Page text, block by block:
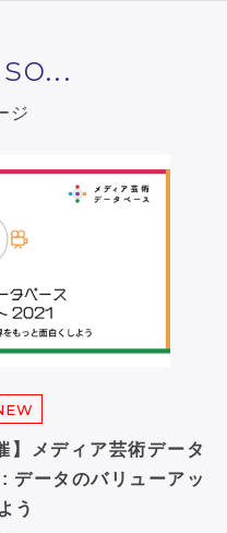
ジ
】メディア芸術データ
データのバリューアッ
う